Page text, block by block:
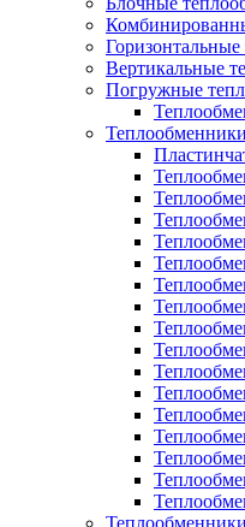
Вертикальные
Погружные